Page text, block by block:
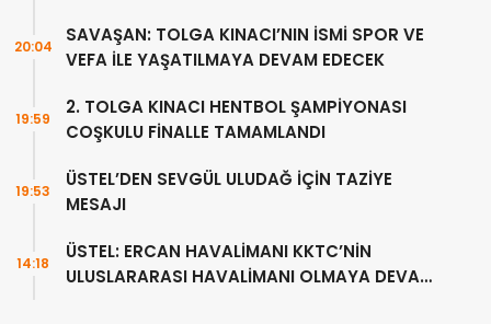
SAVAŞAN: TOLGA KINACI’NIN İSMİ SPOR VE
VEFA İLE YAŞATILMAYA DEVAM EDECEK
20:04
2. TOLGA KINACI HENTBOL ŞAMPİYONASI
COŞKULU FİNALLE TAMAMLANDI
19:59
ÜSTEL’DEN SEVGÜL ULUDAĞ İÇİN TAZİYE
MESAJI
19:53
ÜSTEL: ERCAN HAVALİMANI KKTC’NİN
ULUSLARARASI HAVALİMANI OLMAYA DEVAM
14:18